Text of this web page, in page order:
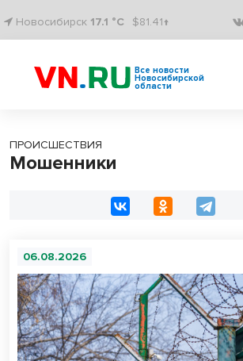
Новосибирск 17.1 °C $81.41↑
Все новости
Новосибирской
области
ПРОИСШЕСТВИЯ
Мошенники
06.08.2026